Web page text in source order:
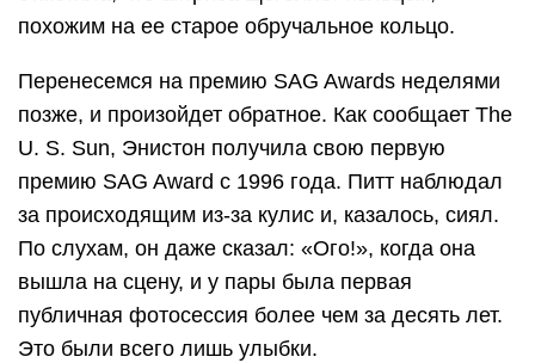
похожим на ее старое обручальное кольцо.
Перенесемся на премию SAG Awards неделями
позже, и произойдет обратное. Как сообщает The
U. S. Sun, Энистон получила свою первую
премию SAG Award с 1996 года. Питт наблюдал
за происходящим из-за кулис и, казалось, сиял.
По слухам, он даже сказал: «Ого!», когда она
вышла на сцену, и у пары была первая
публичная фотосессия более чем за десять лет.
Это были всего лишь улыбки.